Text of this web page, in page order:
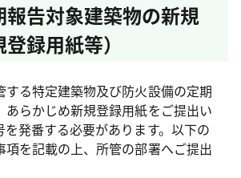
報告対象建築物の新規
録用紙等）
る特定建築物及び防火設備の定期
あらかじめ新規登録用紙をご提出い
を発番する必要があります。以下の
項を記載の上、所管の部署へご提出